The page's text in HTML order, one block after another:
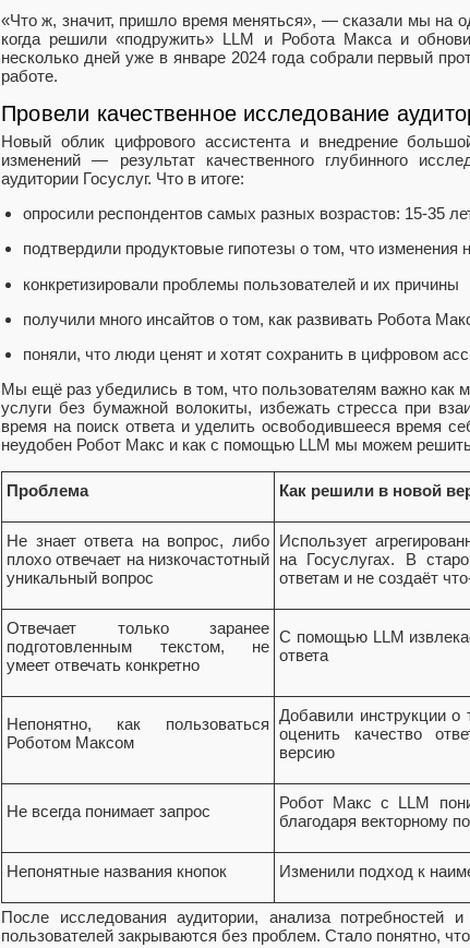
«Что ж, значит, пришло время меняться», — сказали мы на
когда решили «подружить» LLM и Робота Макса и
несколько дней уже в январе 2024 года собрали первый
работе.
Провели качественное исследование
Новый облик цифрового ассистента и внедрение
изменений — результат качественного глубинного
аудитории Госуслуг. Что в итоге:
опросили респондентов самых разных возрастов: 15-35
подтвердили продуктовые гипотезы о том, что
конкретизировали проблемы пользователей и их причины
получили много инсайтов о том, как развивать Робота
поняли, что люди ценят и хотят сохранить в цифровом
Мы ещё раз убедились в том, что пользователям важно как
услуги без бумажной волокиты, избежать стресса при
время на поиск ответа и уделить освободившееся время
неудобен Робот Макс и как с помощью LLM мы можем
Проблема Как решили в новой
Не знает ответа на вопрос, либо
плохо отвечает на низкочастотный
уникальный вопрос
Использует
на Госуслугах. В
ответам и не создаёт
Отвечает только заранее
подготовленным текстом, не
умеет отвечать конкретно
С помощью LLM
ответа
Непонятно, как пользоваться
Роботом Максом
Добавили инструкции о
оценить качество
версию
Не всегда понимает запрос
Робот Макс с LLM
благодаря векторному
Непонятные названия кнопок Изменили подход к
После исследования аудитории, анализа потребностей
пользователей закрываются без проблем. Стало понятно,